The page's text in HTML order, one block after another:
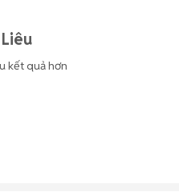
kết quả hơn